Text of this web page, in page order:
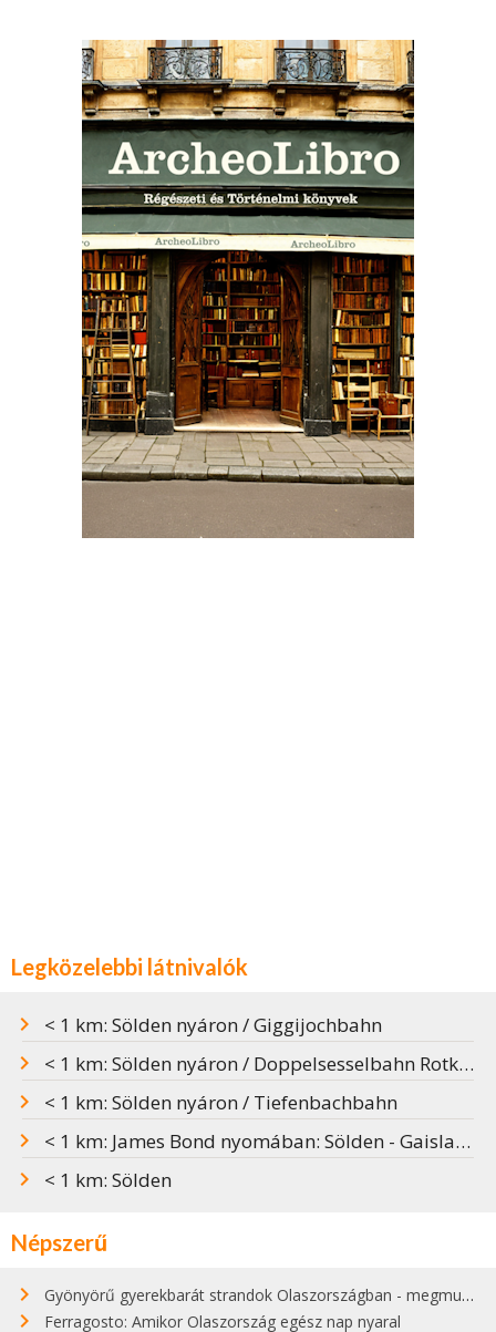
Legközelebbi látnivalók
< 1 km: Sölden nyáron / Giggijochbahn
< 1 km: Sölden nyáron / Doppelsesselbahn Rotkogel
< 1 km: Sölden nyáron / Tiefenbachbahn
< 1 km: James Bond nyomában: Sölden - Gaislachkogl, BIG 3 kilátó
< 1 km: Sölden
Népszerű
Gyönyörű gyerekbarát strandok Olaszországban - megmutatjuk a 15 legjobbat
Ferragosto: Amikor Olaszország egész nap nyaral